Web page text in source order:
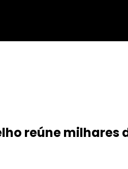
reúne milhares